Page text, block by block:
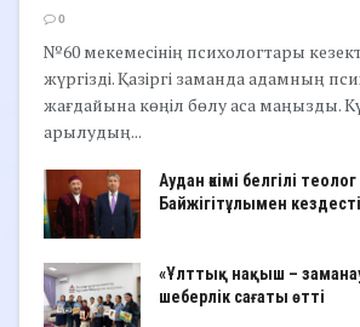
0
№60 мекемесінің психологтары
жүргізді. Қазіргі заманда адамның
жағдайына көңіл бөлу аса маңызды.
арылудың...
Аудан әкімі белгілі
Байжігітұлымен кездесті
«Ұлттық нақыш –
шеберлік сағаты өтті